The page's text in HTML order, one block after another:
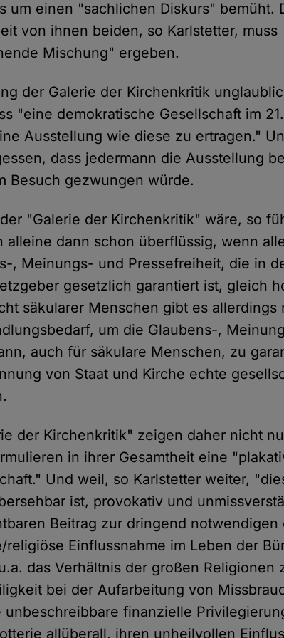
um einen "sachlichen Diskurs" bemüht.
von ihnen beiden, so Karlstetter, muss
Mischung" ergeben.
der Galerie der Kirchenkritik
"eine demokratische Gesellschaft im 21.
Ausstellung wie diese zu ertragen."
dass jedermann die Ausstellung
Besuch gezwungen würde.
"Galerie der Kirchenkritik" wäre, so
alleine dann schon überflüssig, wenn
, Meinungs- und Pressefreiheit, die in
gesetzlich garantiert ist, gleich
säkularer Menschen gibt es allerdings
um die Glaubens-,
auch für säkulare Menschen, zu
von Staat und Kirche echte
der Kirchenkritik" zeigen daher nicht
in ihrer Gesamtheit eine
Und weil, so Karlstetter weiter,
ist, provokativ und
Beitrag zur dringend notwendigen
Einflussnahme im Leben der
das Verhältnis der großen Religionen
bei der Aufarbeitung von
finanzielle
allüberall, ihren unheilvollen